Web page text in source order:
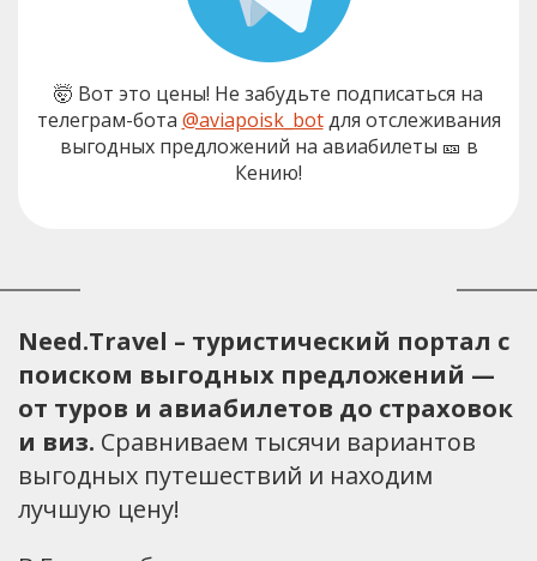
🤯 Вот это цены! Не забудьте подписаться на
телеграм-бота @aviapoisk_botдля отслеживания
выгодных предложений на авиабилеты 🎫 в
Кению!
Need.Travel – туристический портал с
поиском выгодных предложений —
от туров и авиабилетов до страховок
и виз. Сравниваем тысячи вариантов
выгодных путешествий и находим
лучшую цену!